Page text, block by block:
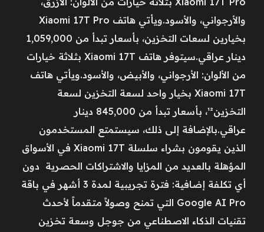
والأرجواني، والأسود.ويأتي هاتف Xiaomi 17T Pro
بخيارين لسعات التخزين، بأسعار تبدأ من 1,059,000
دينار عراقي.سيتوفر هاتف Xiaomi 17T بثلاثة خيارات
من الألوان: الأرجواني، والأبيض، والأسود.ويأتي هاتف
Xiaomi 17T بخيار واحد لسعة التخزين لسعة
التخزين¹²، بأسعار تبدأ من 845,000 دينار
عراقي.بالإضافة إلى ذلك، سيستمتع المستخدمون
الذين يقومون بشراء سلسلة Xiaomi 17T في الأسواق
المؤهلة بالعديد من المزايا والاشتراكات الحصرية دون
أي تكلفة إضافية: فترة تجريبية لمدة 3 أشهر في باقة
Google AI Pro التي تمنح وصولاً متقدماً لأحدث
تقنيات الذكاء الاصطناعي من جوجل وسعة تخزين